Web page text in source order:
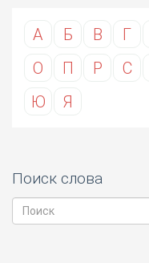
А Б В Г
О
П Р С
Ю
Я
Поиск слова